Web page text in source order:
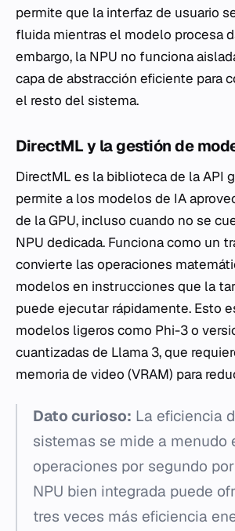
permite que la interfaz de usuario
fluida mientras el modelo procesa
embargo, la NPU no funciona
capa de abstracción eficiente para
el resto del sistema.
DirectML y la gestión de
DirectML es la biblioteca de la API
permite a los modelos de IA
de la GPU, incluso cuando no se
NPU dedicada. Funciona como un
convierte las operaciones
modelos en instrucciones que la
puede ejecutar rápidamente. Esto
modelos ligeros como Phi-3 o
cuantizadas de Llama 3, que
memoria de video (VRAM) para
Dato curioso: La eficiencia
sistemas se mide a menudo
operaciones por segundo
NPU bien integrada puede
tres veces más eficiencia